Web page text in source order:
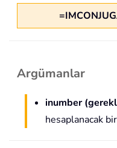
Argümanlar
inumber
hesaplanacak